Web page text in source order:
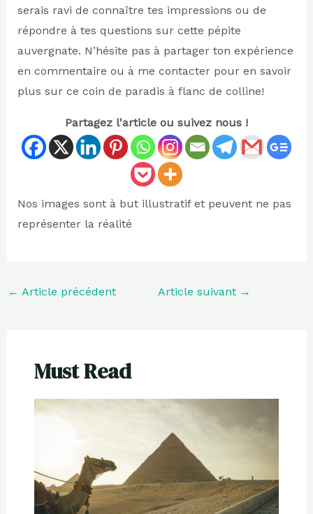
serais ravi de connaître tes impressions ou de
répondre à tes questions sur cette pépite
auvergnate. N’hésite pas à partager ton expérience
en commentaire ou à me contacter pour en savoir
plus sur ce coin de paradis à flanc de colline!
Partagez l'article ou suivez nous !
Nos images sont à but illustratif et peuvent ne pas
représenter la réalité
← Article précédent Article suivant →
Must Read